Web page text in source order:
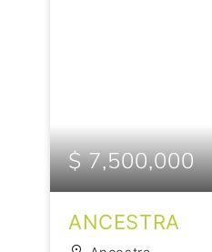
$ 7,500,000
ANCESTRA